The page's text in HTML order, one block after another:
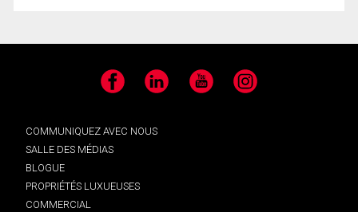
Facebook LinkedIn YouTube Instagram
COMMUNIQUEZ AVEC NOUS
SALLE DES MÉDIAS
BLOGUE
PROPRIÉTÉS LUXUEUSES
COMMERCIAL